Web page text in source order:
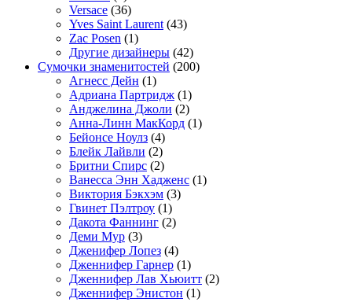
Versace (36)
Yves Saint Laurent(43)
Zac Posen (1)
Другие дизайнеры (42)
Сумочки знаменитостей (200)
Агнесс Дейн (1)
Адриана Партридж (1)
Анджелина Джоли (2)
Анна-Линн МакКорд (1)
Бейонсе Ноулз (4)
Блейк Лайвли (2)
Бритни Спирс (2)
Ванесса Энн Хадженс (1)
Виктория Бэкхэм (3)
Гвинет Пэлтроу (1)
Дакота Фаннинг (2)
Деми Мур (3)
Дженифер Лопез (4)
Дженнифер Гарнер (1)
Дженнифер Лав Хьюитт (2)
Дженнифер Энистон (1)